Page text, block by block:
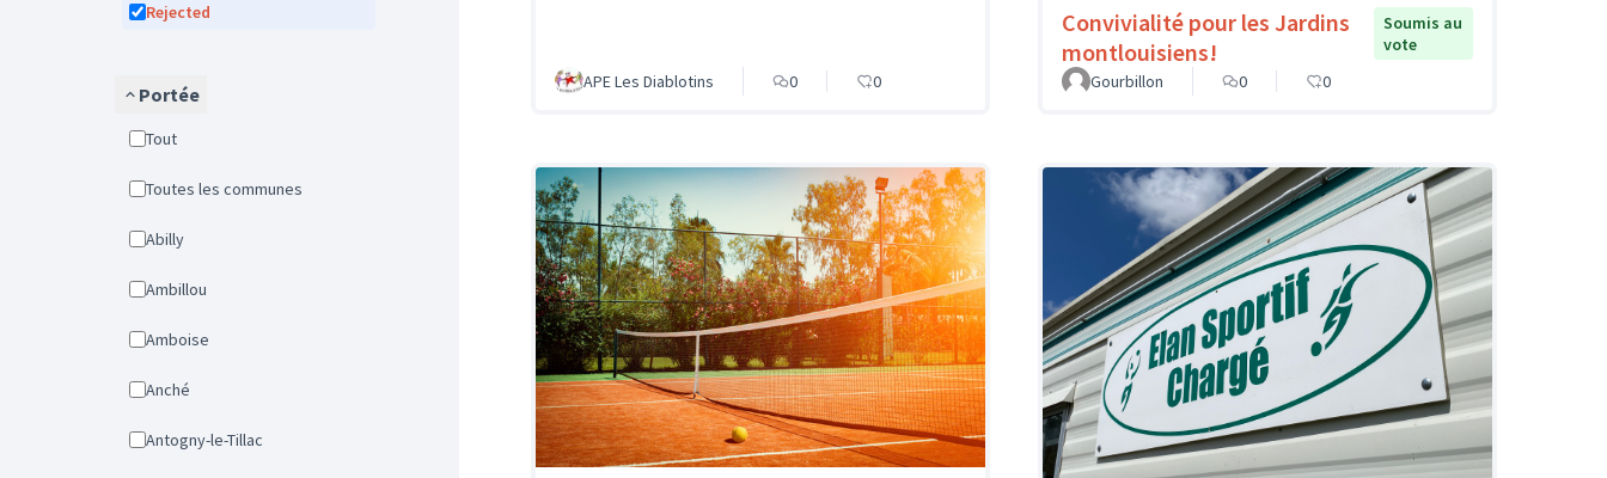
Rejected
Portée
Tout
Toutes les communes
Abilly
Ambillou
Amboise
Anché
Antogny-le-Tillac
APE Les Diablotins 0 0
Convivialité pour les Jardins
montlouisiens!
Soumis au
vote
Gourbillon
0 0